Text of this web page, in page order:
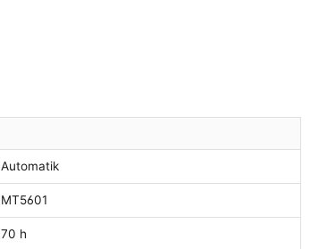
Automatik
MT5601
70 h